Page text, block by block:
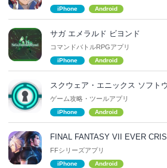
iPhone Android
サガ エメラルド ビヨンド
コマンドバトルRPGアプリ
iPhone Android
スクウェア・エニックス ソフト
ゲーム攻略・ツールアプリ
iPhone Android
FINAL FANTASY VII EVER
FFシリーズアプリ
iPhone Android